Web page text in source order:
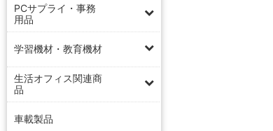
PCサプライ・事務
用品
学習機材・教育機材
生活オフィス関連商
品
車載製品